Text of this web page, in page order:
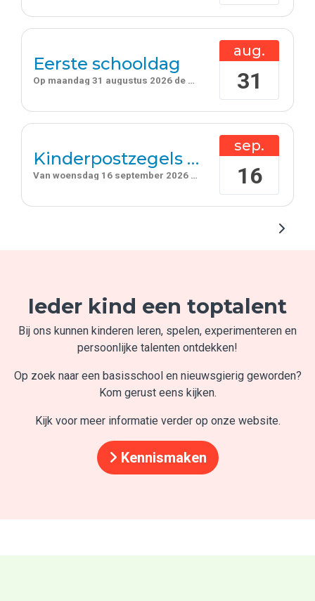
Eerste schooldag
Op maandag 31 augustus 2026 de gehele dag
aug.
31
Kinderpostzegels groep 7 en 8
Van woensdag 16 september 2026 uur tot15:00
sep.
16
Ieder kind een toptalent
Bij ons kunnen kinderen leren, spelen, experimenteren en
persoonlijke talenten ontdekken!
Op zoek naar een basisschool en nieuwsgierig geworden?
Kom gerust eens kijken.
Kijk voor meer informatie verder op onze website.
Kennismaken